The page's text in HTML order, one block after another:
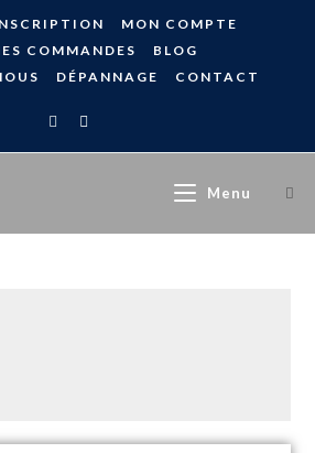
MON COMPTE
COMMANDES
BLOG
DÉPANNAGE CONTACT
Menu